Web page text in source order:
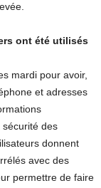
ont été utilisés
mardi pour avoir,
et adresses
sécurité des
donnent
avec des
permettre de faire